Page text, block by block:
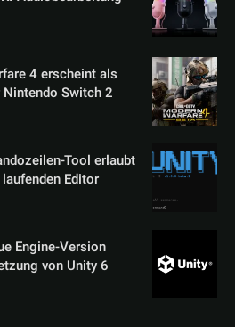
4 erscheint als
Switch 2
Tool erlaubt
Editor
Engine-Version
von Unity 6